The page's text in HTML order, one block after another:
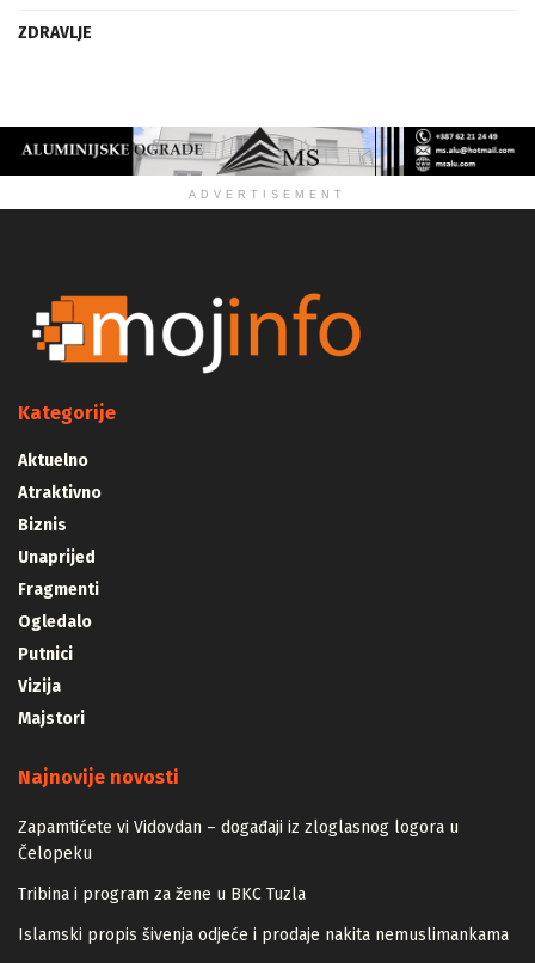
ZDRAVLJE
ADVERTISEMENT
Kategorije
Aktuelno
Atraktivno
Biznis
Unaprijed
Fragmenti
Ogledalo
Putnici
Vizija
Majstori
Najnovije novosti
Zapamtićete vi Vidovdan – događaji iz zloglasnog logora u
Čelopeku
Tribina i program za žene u BKC Tuzla
Islamski propis šivenja odjeće i prodaje nakita nemuslimankama